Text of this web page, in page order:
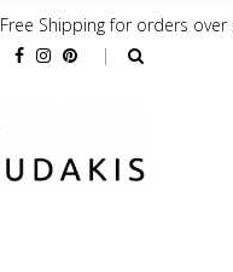
Free Shipping for orders over